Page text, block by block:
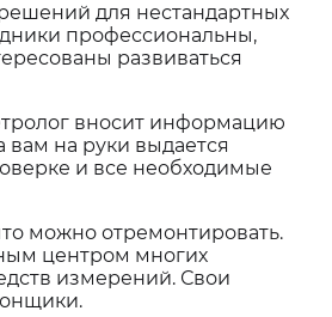
для нестандартных
профессиональны,
развиваться
вносит информацию
на руки выдается
и все необходимые
можно отремонтировать.
центром многих
измерений. Свои